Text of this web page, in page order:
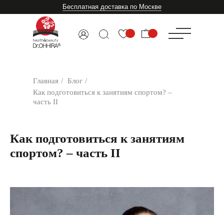
Бесплатная доставка по Москве
Главная / Блог /
Как подготовиться к занятиям спортом? –
часть II
Как подготовиться к занятиям
спортом? – часть II